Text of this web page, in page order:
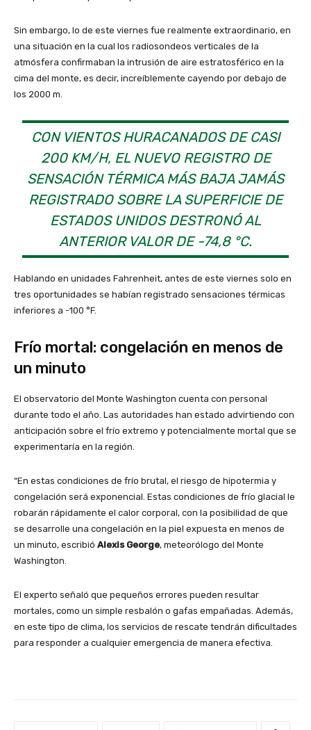
Sin embargo, lo de este viernes fue realmente extraordinario, en
una situación en la cual los radiosondeos verticales de la
atmósfera confirmaban la intrusión de aire estratosférico en la
cima del monte, es decir, increíblemente cayendo por debajo de
los 2000 m.
CON VIENTOS HURACANADOS DE CASI
200 KM/H, EL NUEVO REGISTRO DE
SENSACIÓN TÉRMICA MÁS BAJA JAMÁS
REGISTRADO SOBRE LA SUPERFICIE DE
ESTADOS UNIDOS DESTRONÓ AL
ANTERIOR VALOR DE -74,8 °C.
Hablando en unidades Fahrenheit, antes de este viernes solo en
tres oportunidades se habían registrado sensaciones térmicas
inferiores a -100 °F.
Frío mortal: congelación en menos de
un minuto
El observatorio del Monte Washington cuenta con personal
durante todo el año. Las autoridades han estado advirtiendo con
anticipación sobre el frío extremo y potencialmente mortal que se
experimentaría en la región.
“En estas condiciones de frío brutal, el riesgo de hipotermia y
congelación será exponencial. Estas condiciones de frío glacial le
robarán rápidamente el calor corporal, con la posibilidad de que
se desarrolle una congelación en la piel expuesta en menos de
un minuto, escribió Alexis George, meteorólogo del Monte
Washington.
El experto señaló que pequeños errores pueden resultar
mortales, como un simple resbalón o gafas empañadas. Además,
en este tipo de clima, los servicios de rescate tendrán dificultades
para responder a cualquier emergencia de manera efectiva.